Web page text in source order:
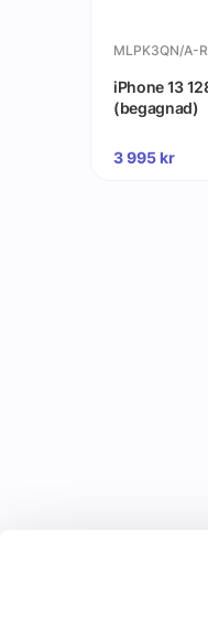
MLPK3QN/A-
iPhone 13
(begagnad)
3 995kr